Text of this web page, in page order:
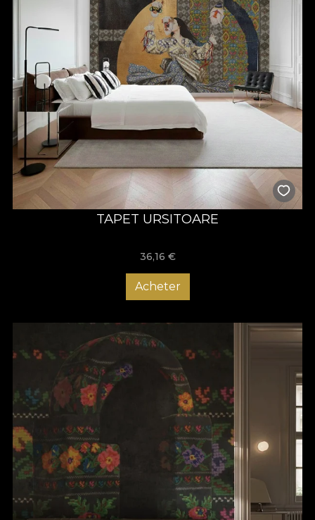
noastră – femeilor din spatele iilor și covoarelor, comunităților
care au păstrat tradiția vie – și tuturor celor care cred că
modernitatea nu trebuie să șteargă rădăcinile, ci să le ducă mai
departe. Este a cincea colecție VLAdiLA lansată de 1
Decembrie și un manifest pentru o Românie fără clișee:
frumoasă, asumată, contemporană. Oriunde trăiești – într-un
apartament modern sau într-o casă veche restaurată – duci cu
tine o parte din noi. În noianul de „acum”, e sănătos să te oprești
o clipă, să respiri și să-ți amintești valorile care contează:
rădăcini, comunitate, frumusețe, cultură.
VLAdiLA „Origini”
TAPET URSITOARE
36,16 €
Acheter